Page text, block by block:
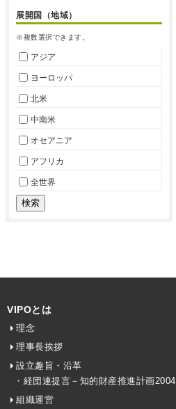
展開国（地域）
※複数選択できます。
アジア
ヨーロッパ
北米
中南米
オセアニア
アフリカ
全世界
VIPOとは
理念
理事長挨拶
設立趣旨・沿革
・経団連提言－知的財産推進計画2004
組織運営